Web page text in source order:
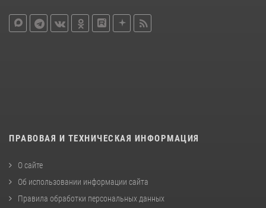
ПРАВОВАЯ И ТЕХНИЧЕСКАЯ ИНФОРМАЦИЯ
О сайте
Об использовании информации сайта
Правила обработки персональных данных